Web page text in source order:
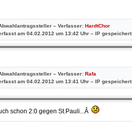
– Verfasser: HardtChor
am 04.02.2012 um 13:42 Uhr – IP gespeichert
– Verfasser: Rafa
am 04.02.2012 um 13:41 Uhr – IP gespeichert
schon 2:0 gegen St.Pauli...Â